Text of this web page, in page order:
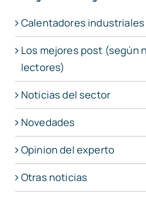
Calentadores industriales
Los mejores post (según
lectores)
Noticias del sector
Novedades
Opinion del experto
Otras noticias